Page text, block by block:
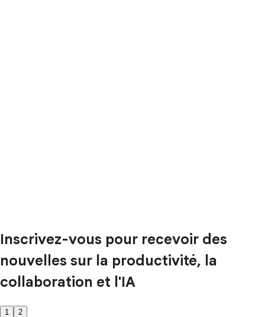
Inscrivez-vous pour recevoir des
nouvelles sur la productivité, la
collaboration et l'IA
1 2